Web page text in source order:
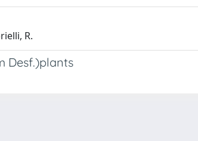
R.
Desf.)plants